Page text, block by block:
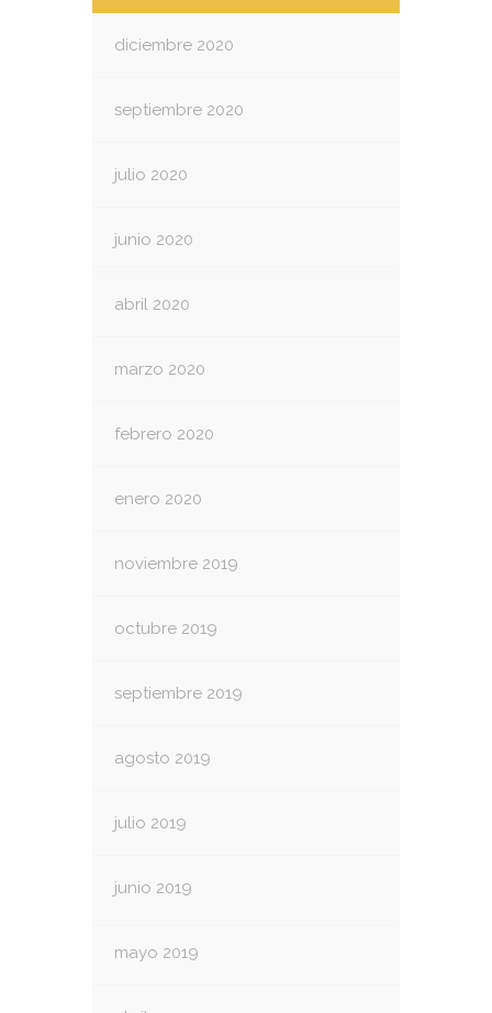
diciembre 2020
septiembre 2020
julio 2020
junio 2020
abril 2020
marzo 2020
febrero 2020
enero 2020
noviembre 2019
octubre 2019
septiembre 2019
agosto 2019
julio 2019
junio 2019
mayo 2019